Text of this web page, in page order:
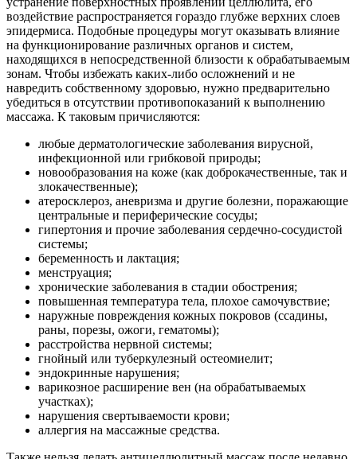
воздействие распространяется гораздо глубже верхних слоев
эпидермиса. Подобные процедуры могут оказывать влияние
на функционирование различных органов и систем,
находящихся в непосредственной близости к обрабатываемым
зонам. Чтобы избежать каких-либо осложнений и не
навредить собственному здоровью, нужно предварительно
убедиться в отсутствии противопоказаний к выполнению
массажа. К таковым причисляются:
любые дерматологические заболевания вирусной,
инфекционной или грибковой природы;
новообразования на коже (как доброкачественные, так и
злокачественные);
атеросклероз, аневризма и другие болезни, поражающие
центральные и периферические сосуды;
гипертония и прочие заболевания сердечно-сосудистой
системы;
беременность и лактация;
менструация;
хронические заболевания в стадии обострения;
повышенная температура тела, плохое самочувствие;
наружные повреждения кожных покровов (ссадины,
раны, порезы, ожоги, гематомы);
расстройства нервной системы;
гнойный или туберкулезный остеомиелит;
эндокринные нарушения;
варикозное расширение вен (на обрабатываемых
участках);
нарушения свертываемости крови;
аллергия на массажные средства.